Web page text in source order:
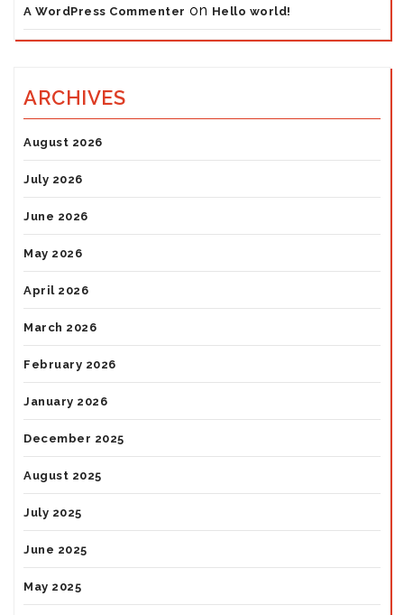
A WordPress Commenter on Hello world!
ARCHIVES
August 2026
July 2026
June 2026
May 2026
April 2026
March 2026
February 2026
January 2026
December 2025
August 2025
July 2025
June 2025
May 2025